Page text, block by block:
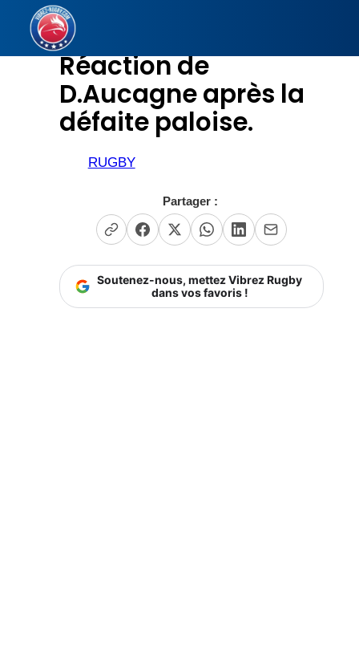
Aller
contenu Réaction de
D.Aucagne après la
défaite paloise.
RUGBY
Partager :
Soutenez-nous, mettez Vibrez Rugby
dans vos favoris !